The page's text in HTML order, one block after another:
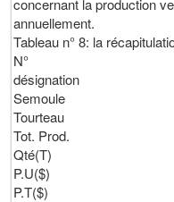
concernant la production
annuellement.
Tableau n° 8: la
N°
désignation
Semoule
Tourteau
Tot. Prod.
Qté(T)
P.U($)
P.T($)